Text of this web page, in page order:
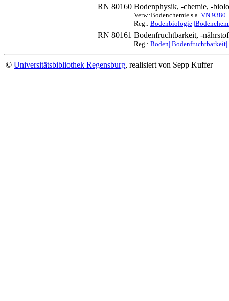
RN 80160 Bodenphysik, -chemie, -
Verw.:Bodenchemie s.a. VN 9380
Reg.:
RN 80161 Bodenfruchtbarkeit, -
Reg.:
© Universitätsbibliothek Regensburg, realisiert von Sepp Kuffer